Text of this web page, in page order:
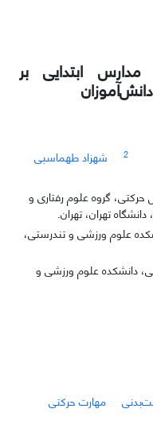
ابتدایی بر
2
شهزاد طهماسبی
گروه علوم رفتاری و
تهران، تهران.
علوم ورزشی و تندرستی،
دانشکده علوم ورزشی و
مهارت حرکتی